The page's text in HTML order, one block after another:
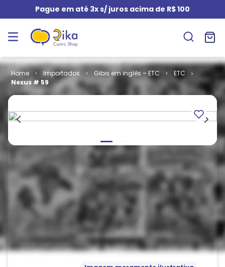
Pague em até 3x s/ juros acima de R$ 100
Importados Gibis em inglês – ETC
ETC
Nexus # 59